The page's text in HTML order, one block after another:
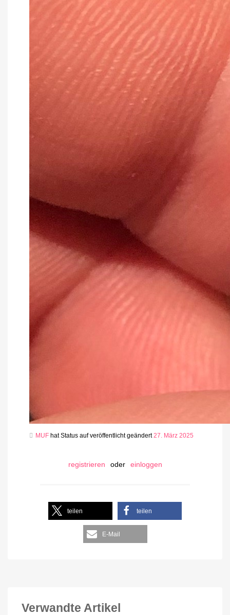
MUF hat Status auf veröffentlicht geändert27. März 2025
registrieren oder einloggen
teilen teilen
E-Mail
Verwandte Artikel